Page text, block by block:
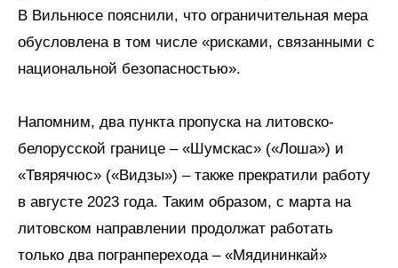
В Вильнюсе пояснили, что ограничительная мера
обусловлена в том числе «рисками, связанными с
национальной безопасностью».
Напомним, два пункта пропуска на литовско-
белорусской границе – «Шумскас» («Лоша») и
«Твярячюс» («Видзы») – также прекратили работу
в августе 2023 года. Таким образом, с марта на
литовском направлении продолжат работать
только два погранперехода – «Мядининкай»